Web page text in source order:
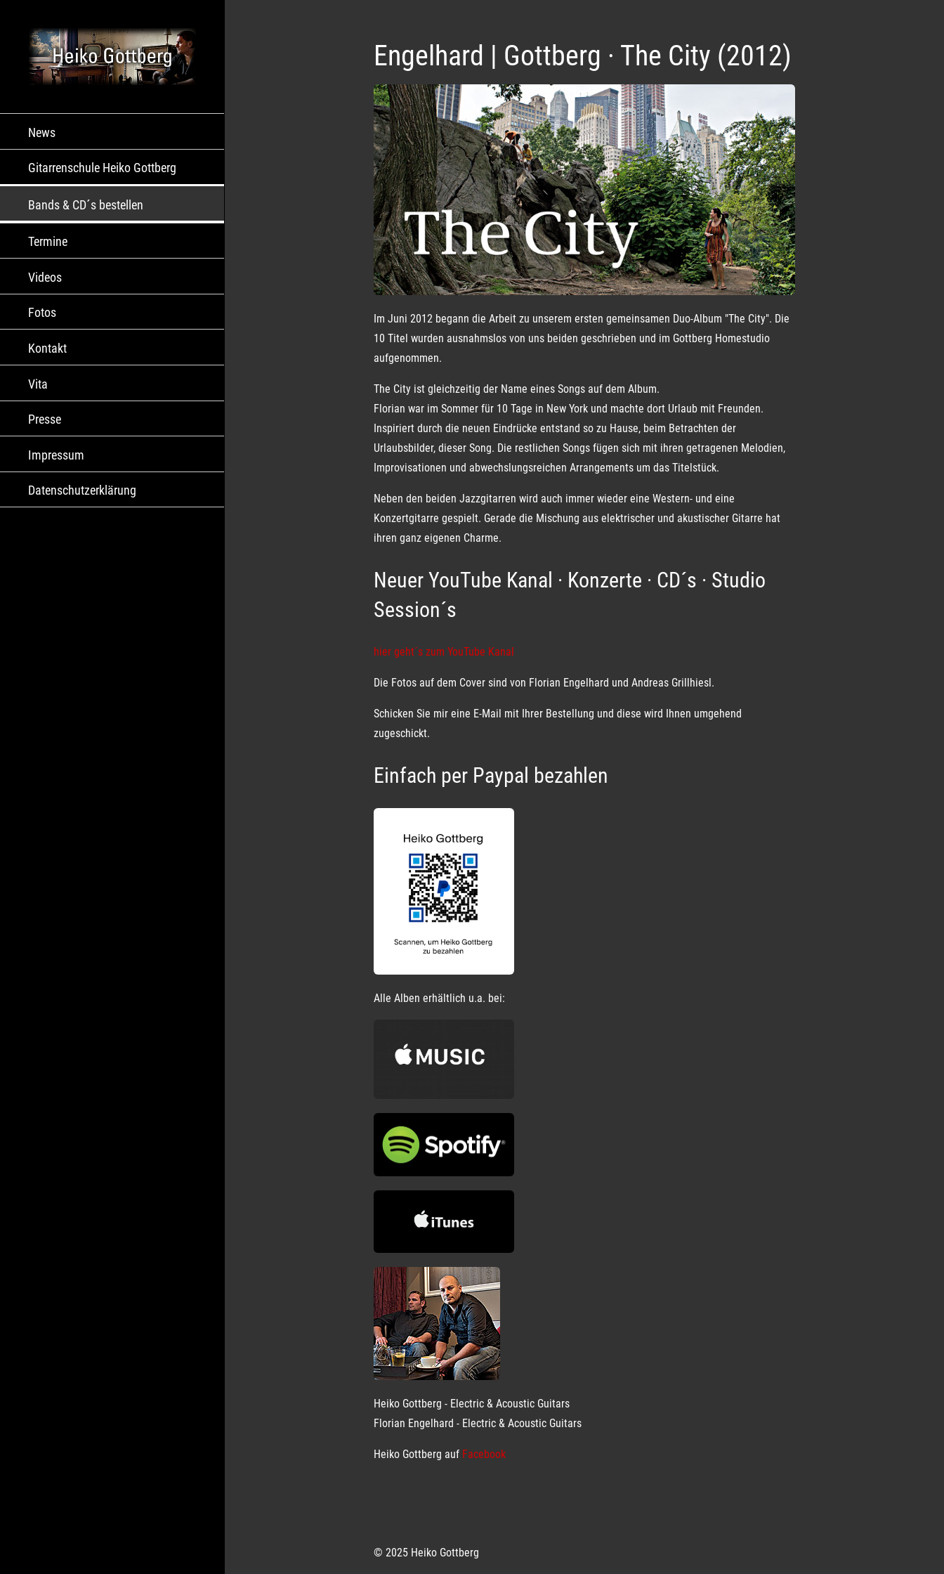
News
Gitarrenschule Heiko Gottberg
Bands & CD´s bestellen
Termine
Videos
Fotos
Kontakt
Vita
Presse
Impressum
Datenschutzerklärung
Engelhard | Gottberg · The City (2012)
Im Juni 2012 begann die Arbeit zu unserem ersten gemeinsamen Duo-Album "The City". Die
10 Titel wurden ausnahmslos von uns beiden geschrieben und im Gottberg Homestudio
aufgenommen.
The City ist gleichzeitig der Name eines Songs auf dem Album.
Florian war im Sommer für 10 Tage in New York und machte dort Urlaub mit Freunden.
Inspiriert durch die neuen Eindrücke entstand so zu Hause, beim Betrachten der
Urlaubsbilder, dieser Song. Die restlichen Songs fügen sich mit ihren getragenen Melodien,
Improvisationen und abwechslungsreichen Arrangements um das Titelstück.
Neben den beiden Jazzgitarren wird auch immer wieder eine Western- und eine
Konzertgitarre gespielt. Gerade die Mischung aus elektrischer und akustischer Gitarre hat
ihren ganz eigenen Charme.
Neuer YouTube Kanal · Konzerte · CD´s · Studio
Session´s
hier geht´s zum YouTube Kanal
Die Fotos auf dem Cover sind von Florian Engelhard und Andreas Grillhiesl.
Schicken Sie mir eine E-Mail mit Ihrer Bestellung und diese wird Ihnen umgehend
zugeschickt.
Einfach per Paypal bezahlen
Alle Alben erhältlich u.a. bei:
Heiko Gottberg - Electric & Acoustic Guitars
Florian Engelhard - Electric & Acoustic Guitars
Heiko Gottberg auf Facebook
© 2025 Heiko Gottberg